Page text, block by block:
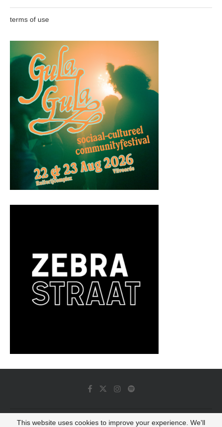
terms of use
© 2022 - Luminous Dash All Rights Reserved
This website uses cookies to improve your experience. We'll